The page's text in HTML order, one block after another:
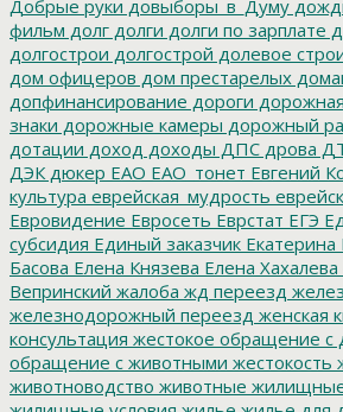
Добрые руки довыборы_в_Думу
фильм долг долги долги по зарплате
долгострои долгострой долевое
дом офицеров дом престарелых
допфинансирование дороги
знаки дорожные камеры дорожный
дотации доход доходы ДПС дрова
ДЭК дюкер ЕАО ЕАО_тонет Евгений
культура еврейская_мудрость
Евровидение Евросеть Еврстат ЕГЭ
субсидия Единый заказчик
Басова Елена Князева Елена Хахалева
Вепринский жалоба жд переезд
железнодорожный переезд женская
консультация жестокое обращение с
обращение с животными жестокость
животноводство животные